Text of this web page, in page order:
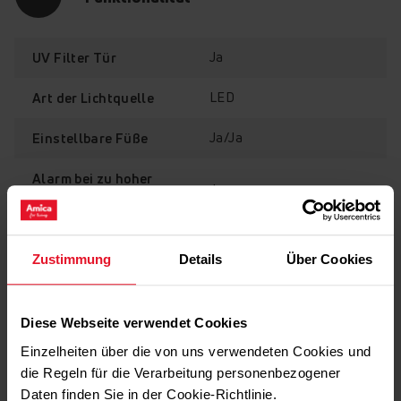
Zustimmung Details Über Cookies
Diese Webseite verwendet Cookies
Einzelheiten über die von uns verwendeten Cookies und
die Regeln für die Verarbeitung personenbezogener
Daten finden Sie in der Cookie-Richtlinie.
Elektronische
Temperaturkontrolle
Genießen Sie verschiedene Weinsorten? Jetzt können
Sie Ihren Wein unter optimalen Lagerbedingungen
lagern. Sie können sogar die Lagertemperatur genau so
einstellen, wie es eine bestimmte Rebsorte oder ein
UV Filter Tür Ja
Art der Lichtquelle LED
Einstellbare Füße Ja/Ja
Alarm bei zu hoher
Temperatur
Ja
Tür-Offen-Alarm Ja
Türanschlag
Technische Daten